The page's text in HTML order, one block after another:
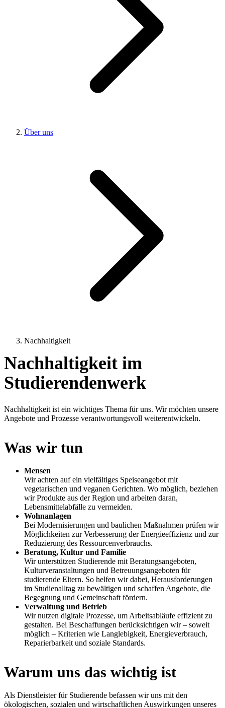
Über uns
Nachhaltigkeit
Nachhaltigkeit im
Studierendenwerk
Nachhaltigkeit ist ein wichtiges Thema für uns. Wir möchten unsere
Angebote und Prozesse verantwortungsvoll weiterentwickeln.
Was wir tun
Mensen
Wir achten auf ein vielfältiges Speiseangebot mit
vegetarischen und veganen Gerichten. Wo möglich, beziehen
wir Produkte aus der Region und arbeiten daran,
Lebensmittelabfälle zu vermeiden.
Wohnanlagen
Bei Modernisierungen und baulichen Maßnahmen prüfen wir
Möglichkeiten zur Verbesserung der Energieeffizienz und zur
Reduzierung des Ressourcenverbrauchs.
Beratung, Kultur und Familie
Wir unterstützen Studierende mit Beratungsangeboten,
Kulturveranstaltungen und Betreuungsangeboten für
studierende Eltern. So helfen wir dabei, Herausforderungen
im Studienalltag zu bewältigen und schaffen Angebote, die
Begegnung und Gemeinschaft fördern.
Verwaltung und Betrieb
Wir nutzen digitale Prozesse, um Arbeitsabläufe effizient zu
gestalten. Bei Beschaffungen berücksichtigen wir – soweit
möglich – Kriterien wie Langlebigkeit, Energieverbrauch,
Reparierbarkeit und soziale Standards.
Warum uns das wichtig ist
Als Dienstleister für Studierende befassen wir uns mit den
ökologischen, sozialen und wirtschaftlichen Auswirkungen unseres